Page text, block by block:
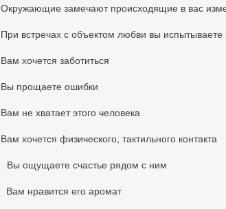
Окружающие замечают происходящие в вас
При встречах с объектом любви вы
Вам хочется заботиться
Вы прощаете ошибки
Вам не хватает этого человека
Вам хочется физического, тактильного контакта
Вы ощущаете счастье рядом с ним
Вам нравится его аромат